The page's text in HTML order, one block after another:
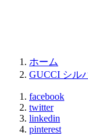
ホーム
GUCCI シル
facebook
twitter
linkedin
pinterest